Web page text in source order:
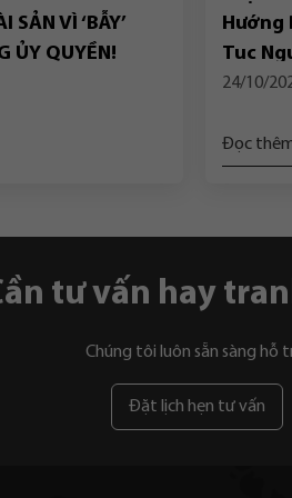
SẢN VÌ ‘BẪY’
ỦY QUYỀN!
Hướng
Tục
Nhà
24/10/
Đọc
tư vấn hay
Chúng tôi luôn sẵn sàng hỗ
Đặt lịch hẹn tư vấn